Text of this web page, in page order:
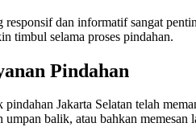
responsif dan informatif sangat
timbul selama proses pindahan.
Pindahan
pindahan Jakarta Selatan telah
umpan balik, atau bahkan